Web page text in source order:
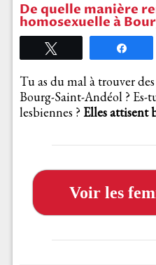
De quelle manière
homosexuelle à
Tu as du mal à trouver
Bourg-Saint-Andéol ? Es-
lesbiennes ?Elles attisent
Voir les